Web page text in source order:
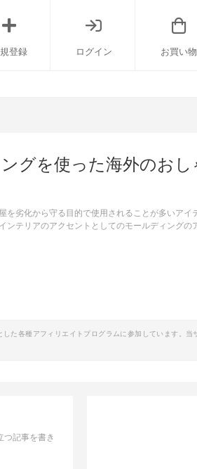
登録 ログイン お買い物
グを使った海外のおし
劣化から守る目的で使用されることが多いアイ
テリアのアクセントとしてのモールディングの
た各種アフィリエイトプログラムに参加しています。当
記事を書き